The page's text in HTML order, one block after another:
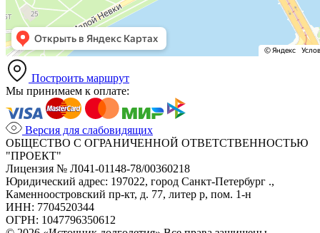
Построить маршрут
Мы принимаем к оплате:
Версия для слабовидящих
ОБЩЕСТВО С ОГРАНИЧЕННОЙ ОТВЕТСТВЕННОСТЬЮ
"ПРОЕКТ"
Лицензия № Л041-01148-78/00360218
Юридический адрес: 197022, город Санкт-Петербург .,
Каменноостровский пр-кт, д. 77, литер р, пом. 1-н
ИНН: 7704520344
ОГРН: 1047796350612